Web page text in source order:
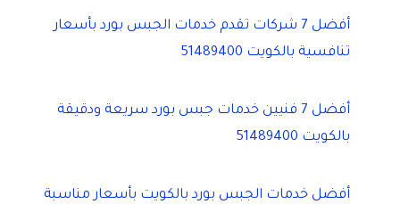
أفضل 7 شركات تقدم خدمات الجبس بورد بأسعار
تنافسية بالكويت 51489400
أفضل 7 فنيين خدمات جبس بورد سريعة ودقيقة
بالكويت 51489400
أفضل خدمات الجبس بورد بالكويت بأسعار مناسبة